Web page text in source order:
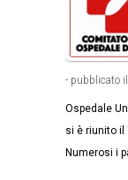
- pubblicato
Ospedale
si è riunito il
Numerosi i